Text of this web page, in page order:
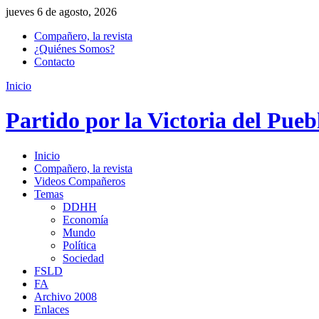
jueves 6 de agosto, 2026
Compañero, la revista
¿Quiénes Somos?
Contacto
Inicio
Partido por la Victoria del
Inicio
Compañero, la revista
Videos Compañeros
Temas
DDHH
Economía
Mundo
Política
Sociedad
FSLD
FA
Archivo 2008
Enlaces